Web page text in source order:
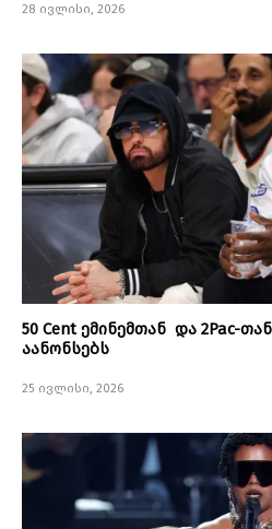
28 ივლისი, 2026
50 Cent ემინემთან და 2Pac-
აანონსებს
25 ივლისი, 2026